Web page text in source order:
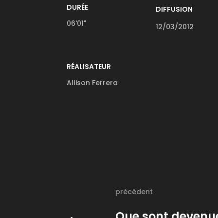
DURÉE
06'01"
DIFFUSION
12/03/2012
RÉALISATEUR
Allison Ferrera
précédent